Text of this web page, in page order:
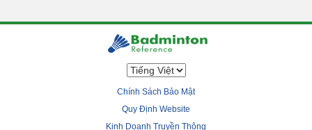
Chính Sách Bảo Mật
Quy Định Website
Kinh Doanh Truyền Thông